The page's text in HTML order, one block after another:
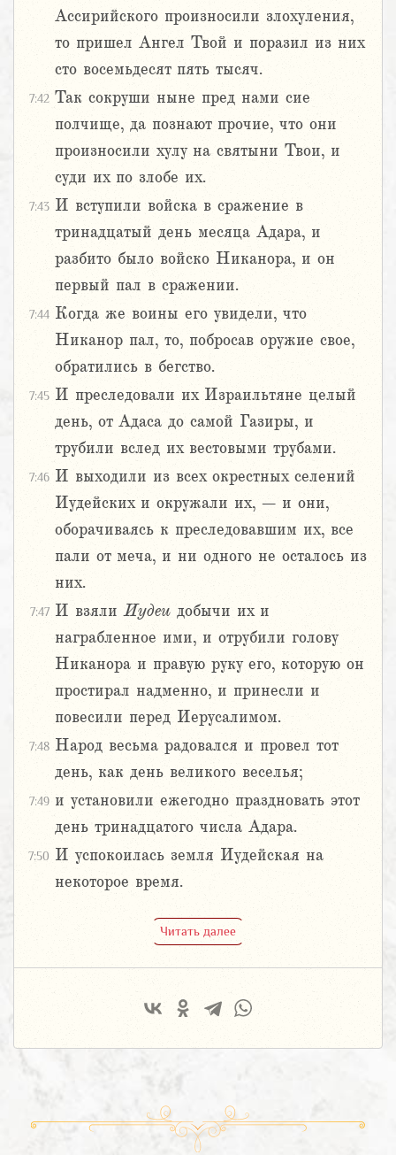
Ассирийского произносили злохуления,
то пришел Ангел Твой и поразил из них
сто восемьдесят пять тысяч.
7:42 Так сокруши ныне пред нами сие
полчище, да познают прочие, что они
произносили хулу на святыни Твои, и
суди их по злобе их.
7:43 И вступили войска в сражение в
тринадцатый день месяца Адара, и
разбито было войско Никанора, и он
первый пал в сражении.
7:44 Когда же воины его увидели, что
Никанор пал, то, побросав оружие свое,
обратились в бегство.
7:45 И преследовали их Израильтяне целый
день, от Адаса до самой Газиры, и
трубили вслед их вестовыми трубами.
7:46 И выходили из всех окрестных селений
Иудейских и окружали их, – и они,
оборачиваясь к преследовавшим их, все
пали от меча, и ни одного не осталось из
них.
7:47 И взялиИудеи добычи их и
награбленное ими, и отрубили голову
Никанора и правую руку его, которую он
простирал надменно, и принесли и
повесили перед Иерусалимом.
7:48 Народ весьма радовался и провел тот
день, как день великого веселья;
7:49 и установили ежегодно праздновать этот
день тринадцатого числа Адара.
7:50 И успокоилась земля Иудейская на
некоторое время.
Читать далее